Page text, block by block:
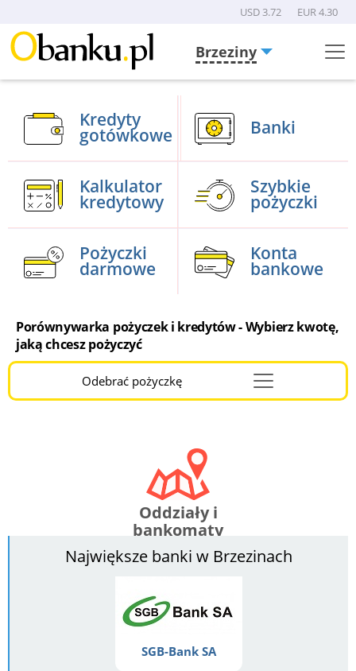
USD 3.72 EUR 4.30
Brzeziny
Menu
Kredyty
gotówkowe Banki
Kalkulator
kredytowy
Szybkie
pożyczki
Pożyczki
darmowe
Konta
bankowe
Porównywarka pożyczek i kredytów - Wybierz kwotę,
jaką chcesz pożyczyć
Odebrać pożyczkęMenu
Burger
Oddziały i
bankomaty
Największe banki w Brzezinach
SGB-Bank SA